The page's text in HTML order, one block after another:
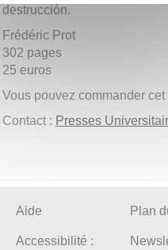
destrucción.
Frédéric Prot
302 pages
25 euros
Vous pouvez commander
Contact : Presses
Aide
Accessibilité :
Plan